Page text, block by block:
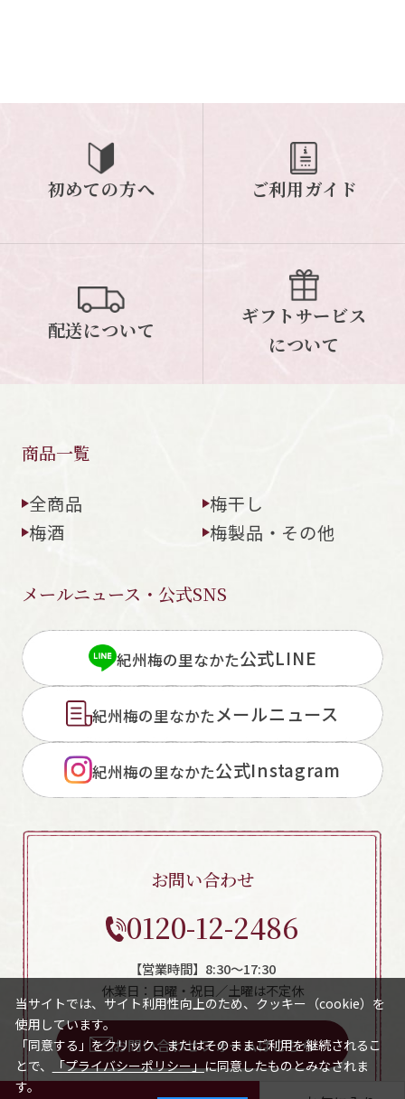
初めての方へ ご利用ガイド
配送について
ギフトサービス
について
商品一覧
全商品
梅干し
梅酒
梅製品・その他
メールニュース・公式SNS
紀州梅の里なかた公式LINE
紀州梅の里なかたメールニュース
紀州梅の里なかた公式Instagram
お問い合わせ
0120-12-2486
【営業時間】8:30～17:30
休業日：日曜・祝日／土曜は不定休
お問い合わせフォームはこちら
当サイトでは、サイト利用性向上のため、クッキー（cookie）を
使用しています。
「同意する」をクリック、またはそのままご利用を継続されるこ
とで、
「プライバシーポリシー」に同意したものとみなされま
す。